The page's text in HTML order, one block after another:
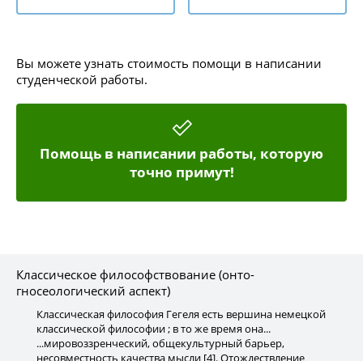
Вы можете узнать стоимость помощи в написании
студенческой работы.
Помощь в написании работы, которую
точно примут!
Классическое философствование (онто-
гносеологический аспект)
Классическая философия Гегеля есть вершина немецкой
классической философии ; в то же время она...
...мировоззренческий, общекультурный барьер,
несовместность качества мысли [4]. Отождествление